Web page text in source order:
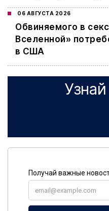
06 АВГУСТА 2026
Обвиняемого в
Вселенной»
в США